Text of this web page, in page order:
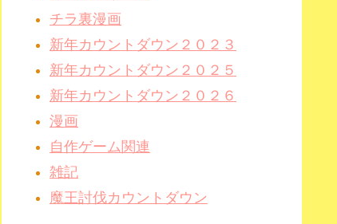
チラ裏漫画
新年カウントダウン２０２３
新年カウントダウン２０２５
新年カウントダウン２０２６
漫画
自作ゲーム関連
雑記
魔王討伐カウントダウン